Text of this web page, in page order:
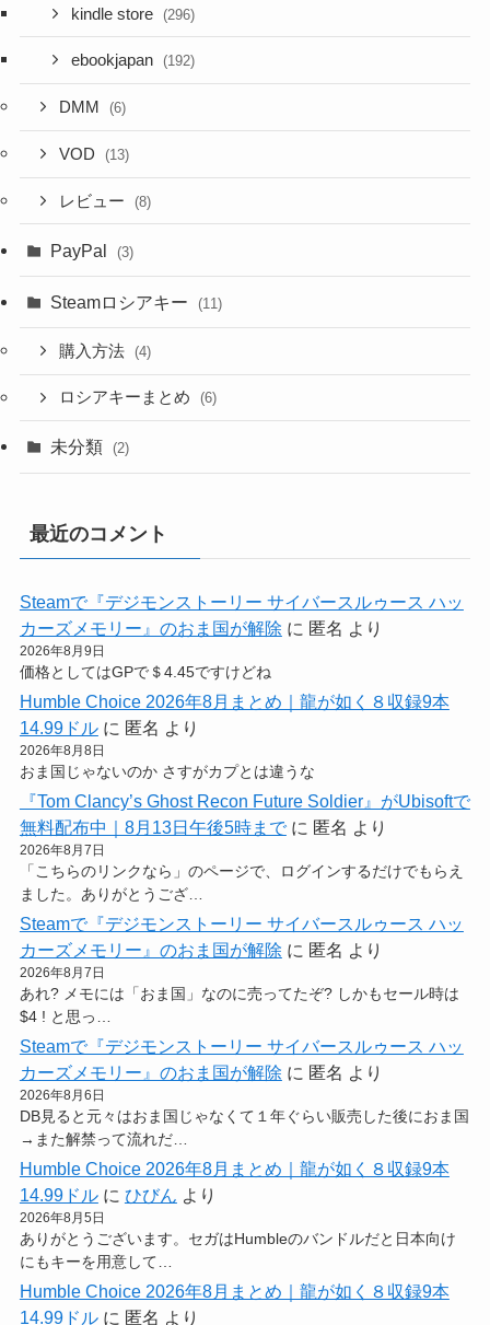
kindle store (296)
ebookjapan (192)
DMM (6)
VOD (13)
レビュー (8)
PayPal (3)
Steamロシアキー (11)
購入方法 (4)
ロシアキーまとめ (6)
未分類 (2)
最近のコメント
Steamで『デジモンストーリー サイバースルゥース ハッ
カーズメモリー』のおま国が解除 に 匿名 より
2026年8月9日
価格としてはGPで＄4.45ですけどね
Humble Choice 2026年8月まとめ｜龍が如く８収録9本
14.99ドルに 匿名 より
2026年8月8日
おま国じゃないのか さすがカプとは違うな
『Tom Clancy’s Ghost Recon Future Soldier』がUbisoftで
無料配布中｜8月13日午後5時までに 匿名 より
2026年8月7日
「こちらのリンクなら」のページで、ログインするだけでもらえ
ました。ありがとうござ…
Steamで『デジモンストーリー サイバースルゥース ハッ
カーズメモリー』のおま国が解除 に 匿名 より
2026年8月7日
あれ? メモには「おま国」なのに売ってたぞ? しかもセール時は
$4 ! と思っ…
Steamで『デジモンストーリー サイバースルゥース ハッ
カーズメモリー』のおま国が解除 に 匿名 より
2026年8月6日
DB見ると元々はおま国じゃなくて１年ぐらい販売した後におま国
→また解禁って流れだ…
Humble Choice 2026年8月まとめ｜龍が如く８収録9本
14.99ドルに ひびん より
2026年8月5日
ありがとうございます。セガはHumbleのバンドルだと日本向け
にもキーを用意して…
Humble Choice 2026年8月まとめ｜龍が如く８収録9本
14.99ドルに 匿名 より